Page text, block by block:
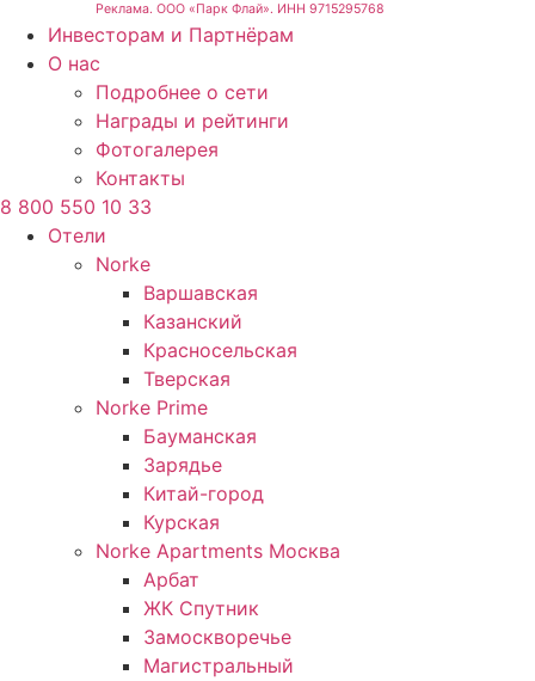
Реклама. ООО «Парк Флай». ИНН 9715295768
Инвесторам и Партнёрам
О нас
Подробнее о сети
Награды и рейтинги
Фотогалерея
Контакты
8 800 550 10 33
Отели
Norke
Варшавская
Казанский
Красносельская
Тверская
Norke Prime
Бауманская
Зарядье
Китай-город
Курская
Norke Apartments Москва
Арбат
ЖК Спутник
Замоскворечье
Магистральный